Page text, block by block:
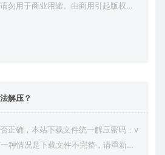
勿用于商业用途。由商用引起版权纠
解压？
正确，本站下载文件统一解压密码：v
种情况是下载文件不完整，请重新下